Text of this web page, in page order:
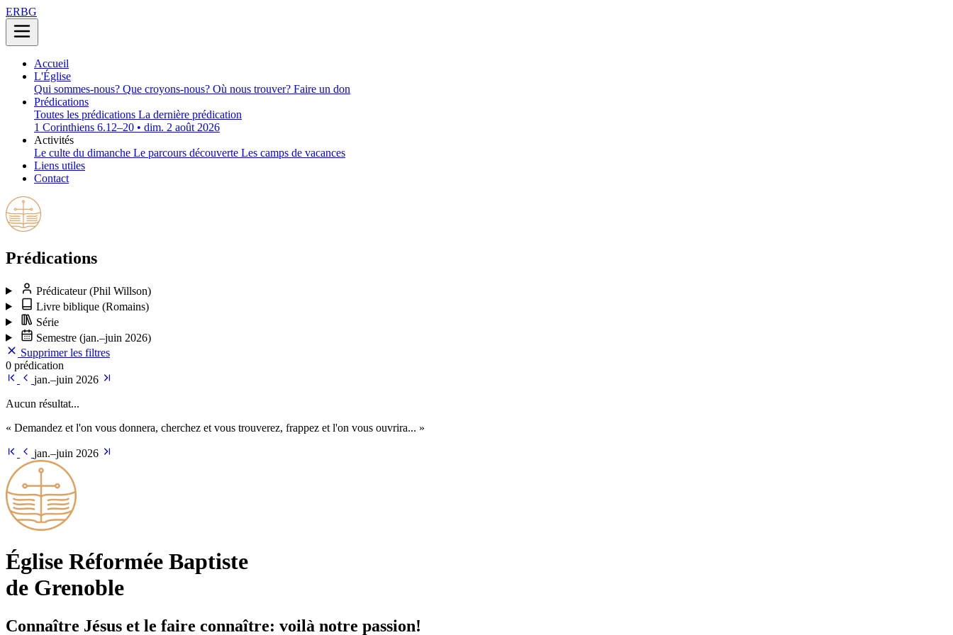
ERBG
Accueil
L'Église
Qui sommes-nous? Que croyons-nous? Où nous trouver? Faire un don
Prédications
Toutes les prédications La dernière prédication
1 Corinthiens 6.12–20 • dim. 2 août 2026
Activités
Le culte du dimanche Le parcours découverte Les camps de vacances
Liens utiles
Contact
Prédications
Prédicateur(Phil Willson)
Livre biblique (Romains)
Série
Semestre (jan.–juin 2026)
Supprimer les filtres
0 prédication
jan.–juin 2026
Aucun résultat...
« Demandez et l'on vous donnera, cherchez et vous trouverez, frappez et l'on vous ouvrira... »
jan.–juin 2026
Église Ré­for­mée Bap­tiste
de Grenoble
Connaître Jésus et le faire connaître: voilà notre passion!